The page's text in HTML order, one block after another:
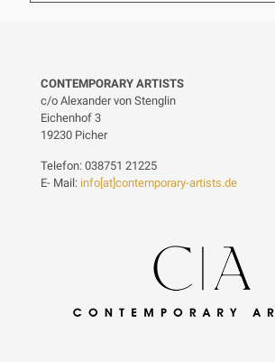
CONTEMPORARY ARTISTS
c/o Alexander von Stenglin
Eichenhof 3
19230 Picher
Telefon: 038751 21225
E- Mail: info[at]contemporary-artists.de